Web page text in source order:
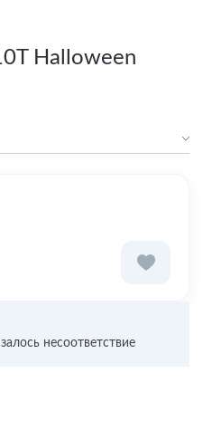
Halloween
несоответствие